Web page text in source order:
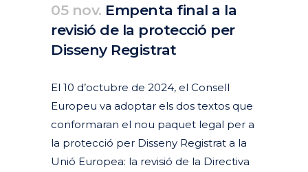
05 nov. Empenta final a la
revisió de la protecció per
Disseny Registrat
El 10 d’octubre de 2024, el Consell
Europeu va adoptar els dos textos que
conformaran el nou paquet legal per a
la protecció per Disseny Registrat a la
Unió Europea: la revisió de la Directiva